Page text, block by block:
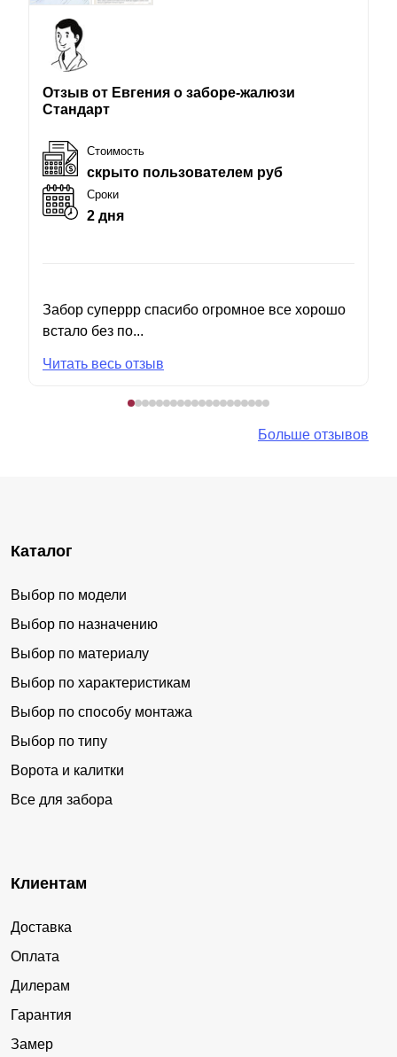
Отзыв от Евгения о заборе-жалюзи
Стандарт
Стоимость
скрыто пользователем руб
Сроки
2 дня
Забор суперрр спасибо огромное все хорошо
встало без по...
Читать весь отзыв
Больше отзывов
Каталог
Выбор по модели
Выбор по назначению
Выбор по материалу
Выбор по характеристикам
Выбор по способу монтажа
Выбор по типу
Ворота и калитки
Все для забора
Клиентам
Доставка
Оплата
Дилерам
Гарантия
Замер